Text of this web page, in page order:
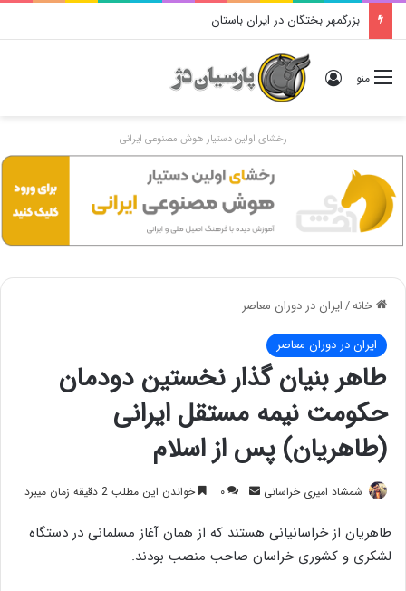
بزرگمهر بختگان در ایران باستان
منو ورود
رخشای اولین دستیار هوش مصنوعی ایرانی
خانه/ایران در دوران معاصر
ایران در دوران معاصر
طاهر بنیان گذار نخستین دودمان
حکومت نیمه مستقل ایرانی
(طاهریان) پس از اسلام
شمشاد امیری خراسانی
ارسال۰ خواندن این مطلب 2 دقیقه زمان میبرد
طاهریان از خراسانیانی هستند که از همان آغاز مسلمانی در دستگاه
لشکری و کشوری خراسان صاحب منصب بودند.